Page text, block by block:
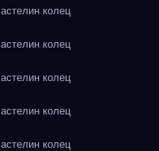
колец
колец
колец
колец
колец